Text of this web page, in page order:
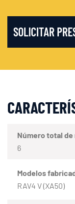
SOLICITAR
Número total
6
Modelos
RAV4 V (XA50)